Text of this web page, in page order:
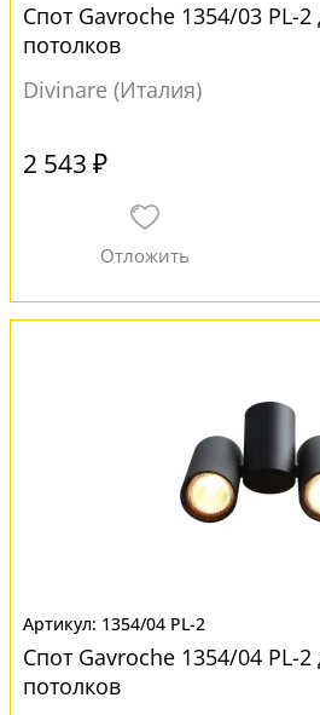
Спот Gavroche 1354/03 PL-
потолков
Divinare (Италия)
2 543 ₽
1354/04 PL-2
Спот Gavroche 1354/04 PL-
потолков